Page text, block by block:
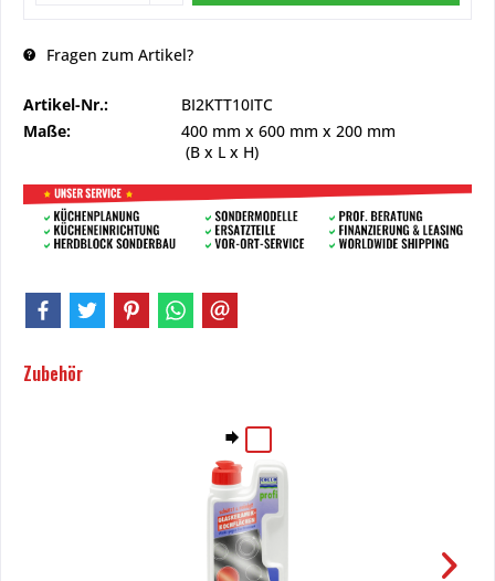
Fragen zum Artikel?
Artikel-Nr.:
BI2KTT10ITC
Maße:
400 mm x 600 mm x 200 mm
(B x L x H)
Zubehör